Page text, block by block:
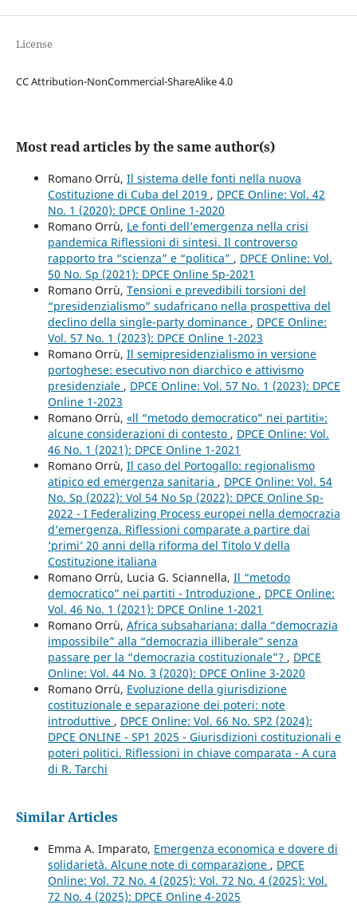
License
CC Attribution-NonCommercial-ShareAlike 4.0
Most read articles by the same author(s)
Romano Orrù, Il sistema delle fonti nella nuova
Costituzione di Cuba del 2019 , DPCE Online: Vol. 42
No. 1 (2020): DPCE Online 1-2020
Romano Orrù, Le fonti dell’emergenza nella crisi
pandemica Riflessioni di sintesi. Il controverso
rapporto tra “scienza” e “politica” , DPCE Online: Vol.
50 No. Sp (2021): DPCE Online Sp-2021
Romano Orrù, Tensioni e prevedibili torsioni del
“presidenzialismo” sudafricano nella prospettiva del
declino della single-party dominance , DPCE Online:
Vol. 57 No. 1 (2023): DPCE Online 1-2023
Romano Orrù, Il semipresidenzialismo in versione
portoghese: esecutivo non diarchico e attivismo
presidenziale , DPCE Online: Vol. 57 No. 1 (2023): DPCE
Online 1-2023
Romano Orrù, «ll “metodo democratico” nei partiti»:
alcune considerazioni di contesto , DPCE Online: Vol.
46 No. 1 (2021): DPCE Online 1-2021
Romano Orrù, Il caso del Portogallo: regionalismo
atipico ed emergenza sanitaria , DPCE Online: Vol. 54
No. Sp (2022): Vol 54 No Sp (2022): DPCE Online Sp-
2022 - I Federalizing Process europei nella democrazia
d’emergenza. Riflessioni comparate a partire dai
‘primi’ 20 anni della riforma del Titolo V della
Costituzione italiana
Romano Orrù, Lucia G. Sciannella, Il “metodo
democratico” nei partiti - Introduzione , DPCE Online:
Vol. 46 No. 1 (2021): DPCE Online 1-2021
Romano Orrù, Africa subsahariana: dalla “democrazia
impossibile” alla “democrazia illiberale” senza
passare per la “democrazia costituzionale”? , DPCE
Online: Vol. 44 No. 3 (2020): DPCE Online 3-2020
Romano Orrù, Evoluzione della giurisdizione
costituzionale e separazione dei poteri: note
introduttive , DPCE Online: Vol. 66 No. SP2 (2024):
DPCE ONLINE - SP1 2025 - Giurisdizioni costituzionali e
poteri politici. Riflessioni in chiave comparata - A cura
di R. Tarchi
Similar Articles
Emma A. Imparato, Emergenza economica e dovere di
solidarietà. Alcune note di comparazione , DPCE
Online: Vol. 72 No. 4 (2025): Vol. 72 No. 4 (2025): Vol.
72 No. 4 (2025): DPCE Online 4-2025